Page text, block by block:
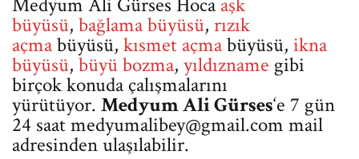
büyüsü, bağlama büyüsü, rızık
açmabüyüsü, kısmet açmabüyüsü, ikna
büyüsü, büyü bozma, yıldızname gibi
birçok konuda çalışmalarını
yürütüyor. Medyum Ali Gürses‘e 7 gün
24 saatmedyumalibey@gmail.com mail
adresinden ulaşılabilir.